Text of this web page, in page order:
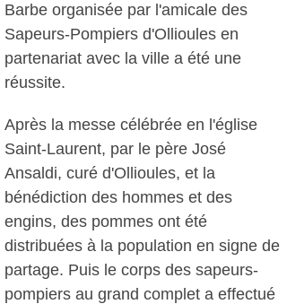
Barbe organisée par l'amicale des
Sapeurs-Pompiers d'Ollioules en
partenariat avec la ville a été une
réussite.
Après la messe célébrée en l'église
Saint-Laurent, par le père José
Ansaldi, curé d'Ollioules, et la
bénédiction des hommes et des
engins, des pommes ont été
distribuées à la population en signe de
partage. Puis le corps des sapeurs-
pompiers au grand complet a effectué